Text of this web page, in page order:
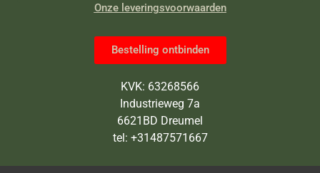
Onze leveringsvoorwaarden
Bestelling ontbinden
KVK: 63268566
Industrieweg 7a
6621BD Dreumel
tel: +31487571667